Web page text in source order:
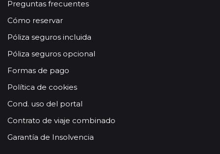
Preguntas frecuentes
Cómo reservar
Póliza seguros incluida
Póliza seguros opcional
Formas de pago
Política de cookies
Cond. uso del portal
Contrato de viaje combinado
Garantía de Insolvencia